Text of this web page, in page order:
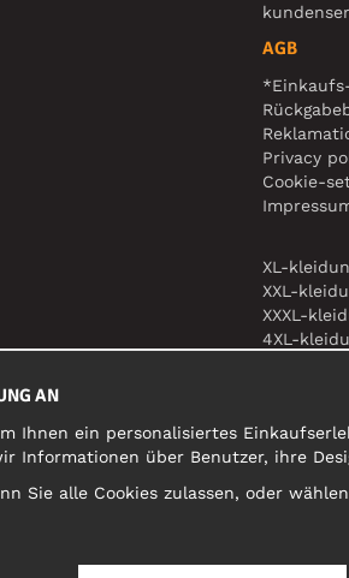
AGB
Privacy
Cookie-
XL-
XXL-
XXXL-
4XL-
AN
Ihnen ein personalisiertes
Informationen über Benutzer, ihre
Sie alle Cookies zulassen, oder